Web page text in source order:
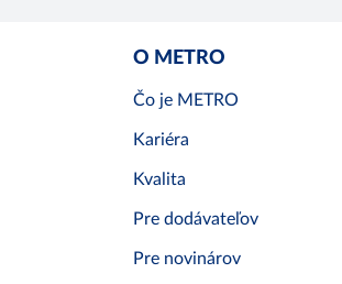
O METRO
Čo je METRO
Kariéra
Kvalita
Pre dodávateľov
Pre novinárov